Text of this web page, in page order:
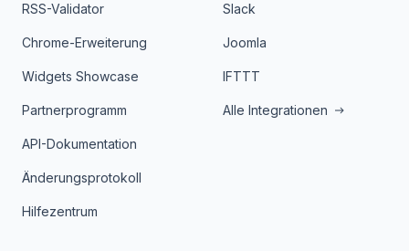
RSS-Validator
Chrome-Erweiterung
Widgets Showcase
Partnerprogramm
API-Dokumentation
Änderungsprotokoll
Hilfezentrum
Slack
Joomla
IFTTT
Alle Integrationen